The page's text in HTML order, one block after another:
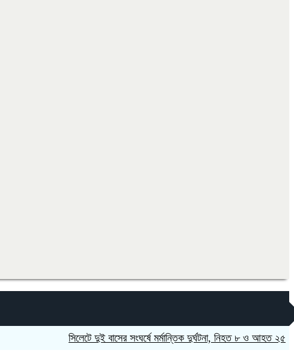
সিলেটে দুই বাসের সংঘর্ষে মর্মান্তিক দুর্ঘটনা, নিহত ৮ ও আহত ২৫